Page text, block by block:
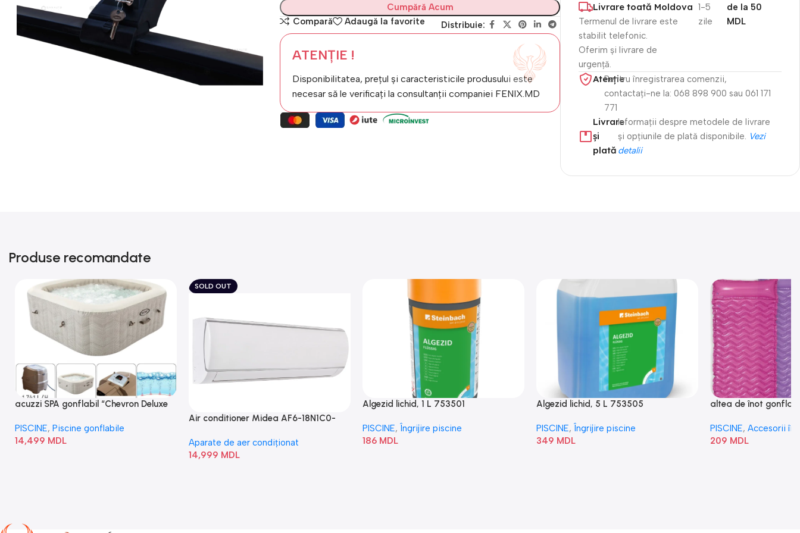
Cumpără Acum
Compară
Adaugă la favorite Distribuie:
ATENȚIE !
Disponibilitatea, prețul și caracteristicile produsului este
necesar să le verificați la consultanții companiei FENIX.MD
Livrare toată Moldova
Termenul de livrare este
stabilit telefonic.
Oferim și livrare de
urgență.
1-5
zile
de la 50
MDL
Atenție​
Pentru înregistrarea comenzii,
contactați-ne la: 068 898 900 sau 061 171
771
Livrare
și
plată
Informații despre metodele de livrare
și opțiunile de plată disponibile.
Vezi
detalii
Produse recomandate
acuzzi SPA gonflabil “Chevron Deluxe
PISCINE, Piscine gonflabile
14,499 MDL
SOLD OUT
Air conditioner Midea AF6-18N1C0-
Aparate de aer condiționat
14,999 MDL
Algezid lichid, 1 L 753501
PISCINE, Îngrijire piscine
186 MDL
Algezid lichid, 5 L 753505
PISCINE, Îngrijire piscine
349 MDL
altea de înot
PISCINE, Accesorii
209 MDL